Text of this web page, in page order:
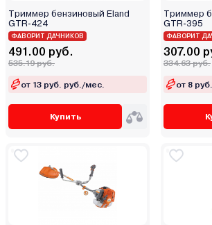
Триммер бензиновый Eland
GTR-424
ФАВОРИТ ДАЧНИКОВ
491.00 руб.
535.19 руб.
от 13 руб. руб./мес.
Купить
Триммер
GTR-395
ФАВОРИТ
307.00
334.63 руб.
от 8